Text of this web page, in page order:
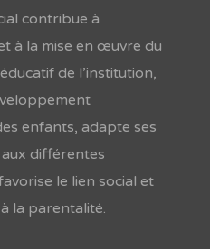
contribue à
à la mise en œuvre du
de l’institution,
enfants, adapte ses
différentes
le lien social et
la parentalité.